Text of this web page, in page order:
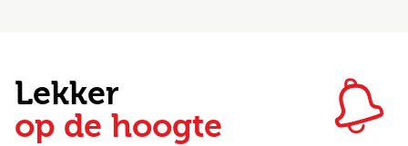
Lekker
op de hoogte